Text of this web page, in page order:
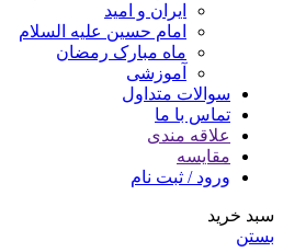
ایران و امید
امام حسین علیه السلام
ماه مبارک رمضان
آموزشی
سوالات متداول
تماس با ما
علاقه مندی
مقایسه
ورود / ثبت نام
سبد خرید
بستن